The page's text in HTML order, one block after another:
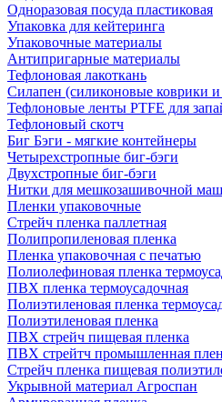
Одноразовая посуда пластиковая
Упаковка для кейтеринга
Упаковочные материалы
Антипригарные материалы
Тефлоновая лакоткань
Силапен (силиконовые коврики
Тефлоновые ленты PTFE для
Тефлоновый скотч
Биг Бэги - мягкие контейнеры
Четырехстропные биг-бэги
Двухстропные биг-бэги
Нитки для мешкозашивочной
Пленки упаковочные
Стрейч пленка паллетная
Полипропиленовая пленка
Пленка упаковочная с печатью
Полиолефиновая пленка
ПВХ пленка термоусадочная
Полиэтиленовая пленка
Полиэтиленовая пленка
ПВХ стрейч пищевая пленка
ПВХ стрейтч промышленная
Стрейч пленка пищевая
Укрывной материал Агроспан